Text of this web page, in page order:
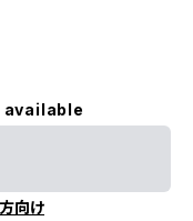
向け